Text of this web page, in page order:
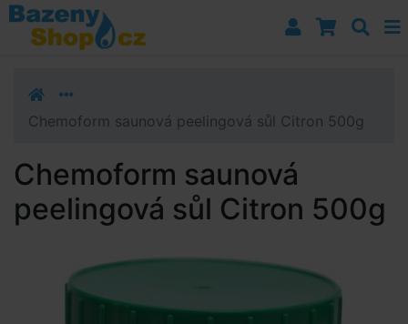
Přejít k navigaci
Přejít na obsah
Přejít k postrannímu sloupci
Chemoform saunová peelingová sůl Citron 500g
Chemoform saunová
peelingová sůl Citron 500g